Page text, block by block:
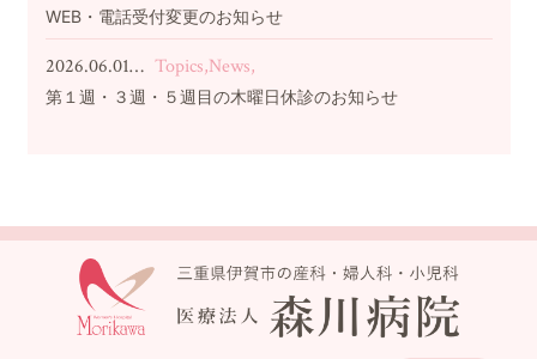
WEB・電話受付変更のお知らせ
2026.06.01… Topics,News,
第１週・３週・５週目の木曜日休診のお知らせ